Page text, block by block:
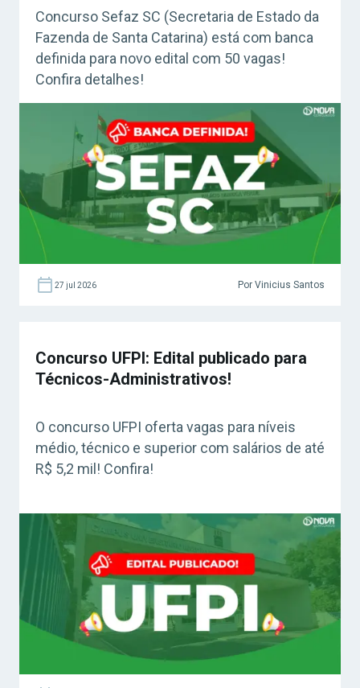
Concurso Sefaz SC (Secretaria de Estado da
Fazenda de Santa Catarina) está com banca
definida para novo edital com 50 vagas!
Confira detalhes!
27 jul 2026 Por Vinicius Santos
Concurso UFPI: Edital publicado para
Técnicos-Administrativos!
O concurso UFPI oferta vagas para níveis
médio, técnico e superior com salários de até
R$ 5,2 mil! Confira!